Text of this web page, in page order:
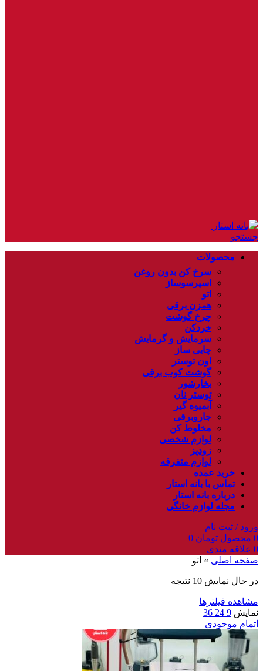
جستجو
محصولات
سرخ کن بدون روغن
اسپرسوساز
اتو
همزن برقی
چرخ گوشت
خردکن
سرمایش و گرمایش
چایی ساز
اون توستر
گوشت کوب برقی
بخارشور
توستر نان
آبمیوه گیر
جاروبرقی
مخلوط کن
لوازم شخصی
زودپز
لوازم متفرقه
خرید عمده
تماس با بانه استار
درباره بانه استار
مجله لوازم خانگی
ورود / ثبت نام
0 محصول تومان
0 علاقه مندی
صفحه اصلی » اتو
در حال نمایش 10 نتیجه
مشاهده فیلترها
نمایش 9
24
36
اتمام موجودی